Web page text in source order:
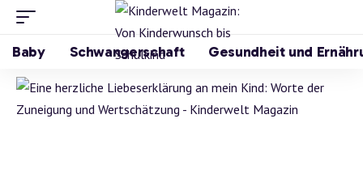
Baby Schwangerschaft Gesundheit und